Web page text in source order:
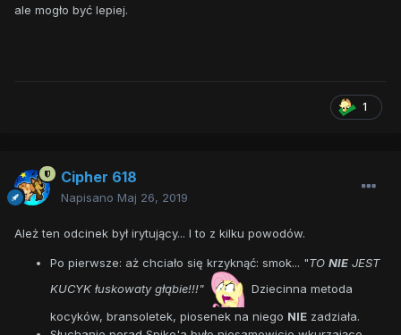
ale mogło być lepiej.
1
Cipher 618
Napisano Maj 26, 2019
Ależ ten odcinek był irytujący... I to z kilku powodów.
Po pierwsze: aż chciało się krzyknąć: smok... "TO NIE JEST
KUCYK łuskowaty głąbie!!!"
Dziecinna metoda
kocyków, bransoletek, piosenek na niego NIE zadziała.